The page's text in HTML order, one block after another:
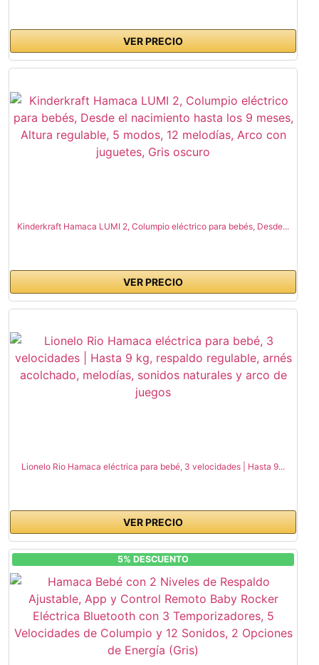
VER PRECIO
Kinderkraft Hamaca LUMI 2, Columpio eléctrico para bebés, Desde...
VER PRECIO
Lionelo Rio Hamaca eléctrica para bebé, 3 velocidades | Hasta 9...
VER PRECIO
5% DESCUENTO